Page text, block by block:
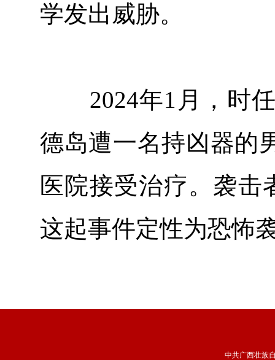
学发出威胁。
2024年1月，时任
德岛遭一名持凶器的
医院接受治疗。袭击
这起事件定性为恐怖
中共广西壮族